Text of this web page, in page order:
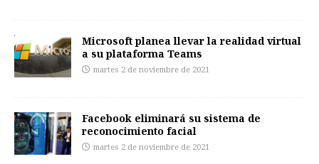
Microsoft planea llevar la realidad virtual
a su plataforma Teams
martes 2 de noviembre de 2021
Facebook eliminará su sistema de
reconocimiento facial
martes 2 de noviembre de 2021